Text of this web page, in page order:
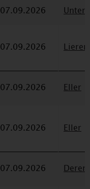
07.09.2026
07.09.2026
07.09.2026 Eller
07.09.2026 Eller
07.09.2026